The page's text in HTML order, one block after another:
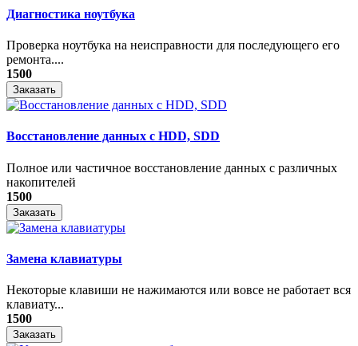
Диагностика ноутбука
Проверка ноутбука на неисправности для последующего его
ремонта....
1500
Заказать
Восстановление данных с HDD, SDD
Полное или частичное восстановление данных с различных
накопителей
1500
Заказать
Замена клавиатуры
Некоторые клавиши не нажимаются или вовсе не работает вся
клавиату...
1500
Заказать